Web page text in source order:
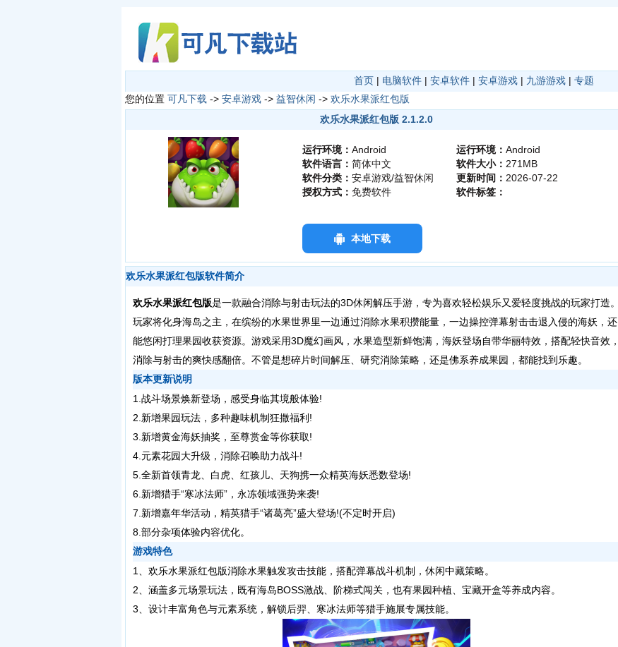
首页 | 电脑软件 | 安卓软件 | 安卓游戏 | 九游游戏 | 专题
您的位置 可凡下载 -> 安卓游戏 -> 益智休闲 -> 欢乐水果派红包版
欢乐水果派红包版 2.1.2.0
运行环境： Android
软件语言： 简体中文
软件分类： 安卓游戏/益智休闲
授权方式： 免费软件
运行环境： Android
软件大小： 271MB
更新时间： 2026-07-22
软件标签：
本地下载
欢乐水果派红包版软件简介
欢乐水果派红包版是一款融合消除与射击玩法的3D休闲解压手游，专为喜欢轻松娱乐又爱轻度挑战的玩家打造。
玩家将化身海岛之主，在缤纷的水果世界里一边通过消除水果积攒能量，一边操控弹幕射击击退入侵的海妖，还
能悠闲打理果园收获资源。游戏采用3D魔幻画风，水果造型新鲜饱满，海妖登场自带华丽特效，搭配轻快音效，
消除与射击的爽快感翻倍。不管是想碎片时间解压、研究消除策略，还是佛系养成果园，都能找到乐趣。
版本更新说明
1.战斗场景焕新登场，感受身临其境般体验!
2.新增果园玩法，多种趣味机制狂撒福利!
3.新增黄金海妖抽奖，至尊赏金等你获取!
4.元素花园大升级，消除召唤助力战斗!
5.全新首领青龙、白虎、红孩儿、天狗携一众精英海妖悉数登场!
6.新增猎手“寒冰法师”，永冻领域强势来袭!
7.新增嘉年华活动，精英猎手“诸葛亮”盛大登场!(不定时开启)
8.部分杂项体验内容优化。
游戏特色
1、欢乐水果派红包版消除水果触发攻击技能，搭配弹幕战斗机制，休闲中藏策略。
2、涵盖多元场景玩法，既有海岛BOSS激战、阶梯式闯关，也有果园种植、宝藏开盒等养成内容。
3、设计丰富角色与元素系统，解锁后羿、寒冰法师等猎手施展专属技能。